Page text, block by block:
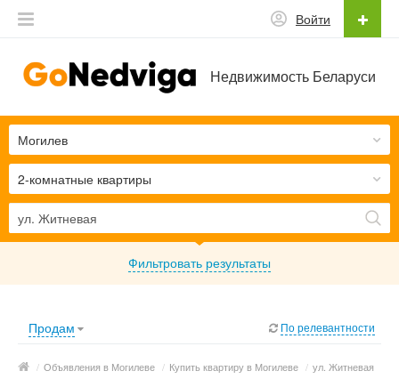
Недвижимость Беларуси
Войти
2-комнатные квартиры
Могилев
Фильтровать результаты
Продам По релевантности
/ Объявления в Могилеве / Купить квартиру в Могилеве / ул. Житневая